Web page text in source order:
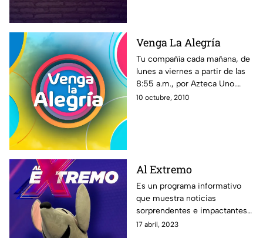
Venga La Alegría
Tu compañía cada mañana, de
lunes a viernes a partir de las
8:55 a.m., por Azteca Uno.
Toda la familia de VLA te
10 octubre, 2010
Al Extremo
Es un programa informativo
que muestra noticias
sorprendentes e impactantes
alrededor del mundo, además
17 abril, 2023